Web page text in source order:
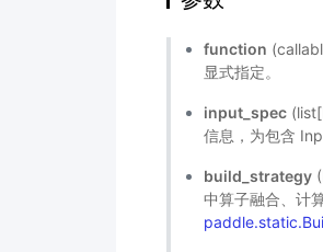
function
显式指定。
input_spec
信息，为包含
build_strategy
中算子融合、计